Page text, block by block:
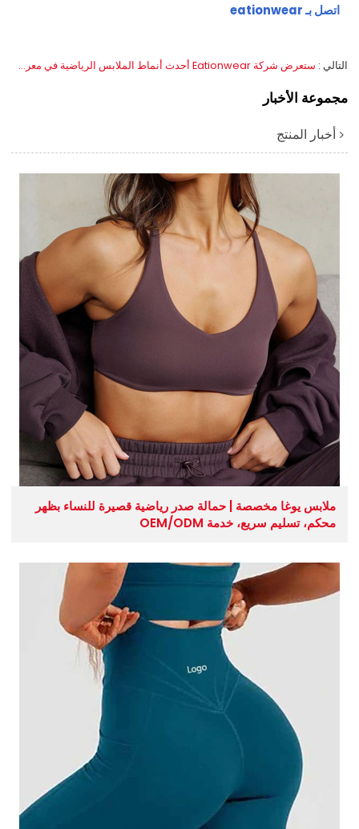
اتصل بـ eationwear
التالي ستعرض شركة Eationwear أحدث أنماط الملابس الرياضية في معرض IATF في دبي عام 2025
مجموعة الأخبار
أخبار المنتج
ملابس يوغا مخصصة | حمالة صدر رياضية قصيرة للنساء بظهر
محكم، تسليم سريع، خدمة OEM/ODM